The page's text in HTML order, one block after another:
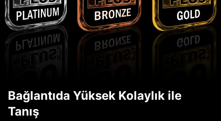
Bağlantıda Yüksek Kolaylık ile
Tanış